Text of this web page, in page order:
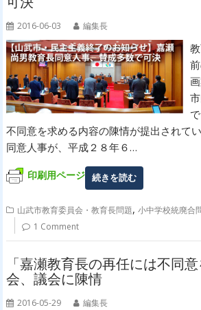
2016-06-03 編集長
不同意を求める内容の陳情が提出されて
同意人事が、平成２８年６…
印刷用ページ 続きを読む
山武市教育委員会・教育長問題,小中学校統廃合
1 Comment
「嘉瀬教育長の再任には不同
会、議会に陳情
2016-05-29 編集長